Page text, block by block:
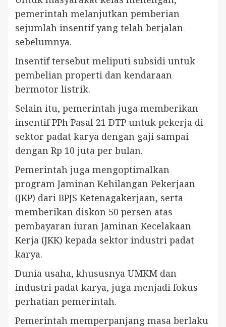
pemerintah melanjutkan pemberian
sejumlah insentif yang telah berjalan
sebelumnya.
Insentif tersebut meliputi subsidi untuk
pembelian properti dan kendaraan
bermotor listrik.
Selain itu, pemerintah juga memberikan
insentif PPh Pasal 21 DTP untuk pekerja di
sektor padat karya dengan gaji sampai
dengan Rp 10 juta per bulan.
Pemerintah juga mengoptimalkan
program Jaminan Kehilangan Pekerjaan
(JKP) dari BPJS Ketenagakerjaan, serta
memberikan diskon 50 persen atas
pembayaran iuran Jaminan Kecelakaan
Kerja (JKK) kepada sektor industri padat
karya.
Dunia usaha, khususnya UMKM dan
industri padat karya, juga menjadi fokus
perhatian pemerintah.
Pemerintah memperpanjang masa berlaku